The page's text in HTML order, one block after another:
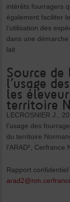
intérêts fourragers
également faciliter
l’utilisation des
dans une
lait
Source de
l’usage
les
territoire
LECROSNIER J.,
l’usage des
du territoire
l’ARAD², Cerfrance
Rapport